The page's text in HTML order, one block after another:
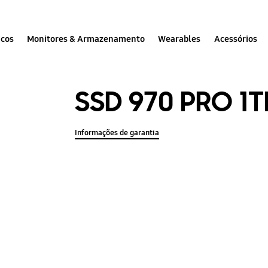
Monitores & Armazenamento Wearables Acessórios
SSD 970 PRO
Informações de garantia